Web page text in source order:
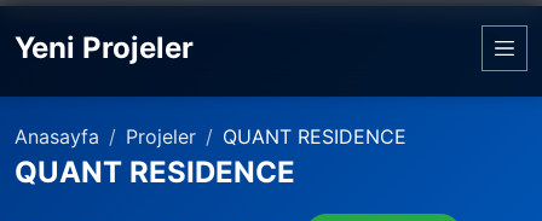
Yeni Projeler
Anasayfa Projeler QUANT RESIDENCE
QUANT RESIDENCE